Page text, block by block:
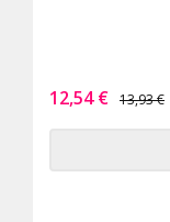
12,54 € 13,93 €